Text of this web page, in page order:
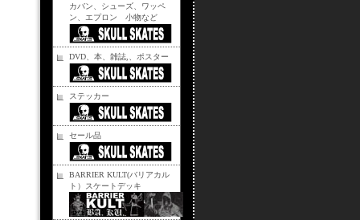
カバン、シューズ、ワッペ
ン、エプロン 小物など
DVD、本、雑誌,、ポスター
ステッカー
セール品
BARRIER KULT(バリアカル
ト）スケートデッキ